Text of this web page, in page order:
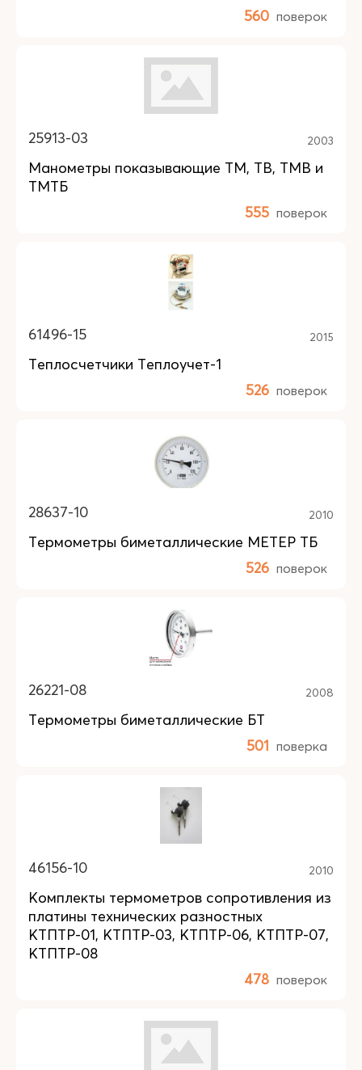
560 поверок
25913-03 2003
Манометры показывающие ТМ, ТВ, TMB и
ТМТБ
555 поверок
61496-15 2015
Теплосчетчики Теплоучет-1
526 поверок
28637-10 2010
Термометры биметаллические МЕТЕР ТБ
526 поверок
26221-08 2008
Термометры биметаллические БТ
501 поверка
46156-10 2010
Комплекты термометров сопротивления из
платины технических разностных
КТПТР-01, КТПТР-03, КТПТР-06, КТПТР-07,
КТПТР-08
478 поверок